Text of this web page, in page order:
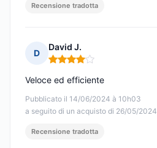
Recensione tradotta
D
David J.
Nota: 4 su 5
Pubblicato il 14/06/2024 à 10h03
a seguito di un acquisto di 26/05/2024
Veloce ed efficiente
Recensione tradotta